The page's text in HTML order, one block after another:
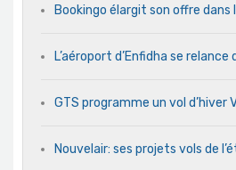
Bookingo élargit son offre
L’aéroport d’Enfidha se
GTS programme un vol d’hiver
Nouvelair: ses projets vols de